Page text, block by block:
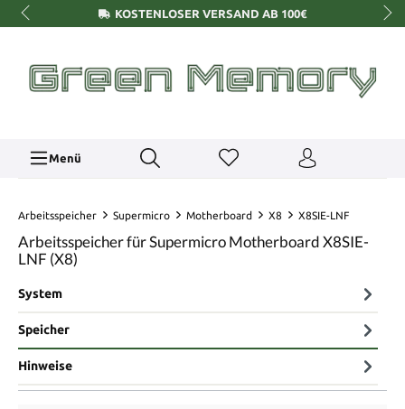
KOSTENLOSER VERSAND AB 100€
Menü
Arbeitsspeicher Supermicro Motherboard X8 X8SIE-LNF
Arbeitsspeicher für Supermicro Motherboard X8SIE-
LNF (X8)
System
Speicher
Hinweise